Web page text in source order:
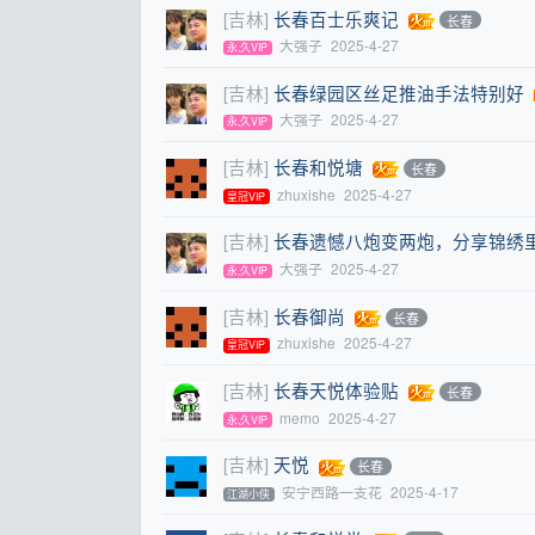
[吉林] 长春百士乐爽记 长春
永,久VIP 大强子 2025-4-27
[吉林] 长春绿园区丝足推油手法特别好
永,久VIP 大强子 2025-4-27
[吉林] 长春和悦塘 长春
皇冠VIP zhuxishe 2025-4-27
[吉林] 长春遗憾八炮变两炮，分享锦绣
永,久VIP 大强子 2025-4-27
[吉林] 长春御尚 长春
皇冠VIP zhuxishe 2025-4-27
[吉林] 长春天悦体验贴 长春
永,久VIP memo 2025-4-27
[吉林] 天悦 长春
江湖小侠 安宁西路一支花 2025-4-17